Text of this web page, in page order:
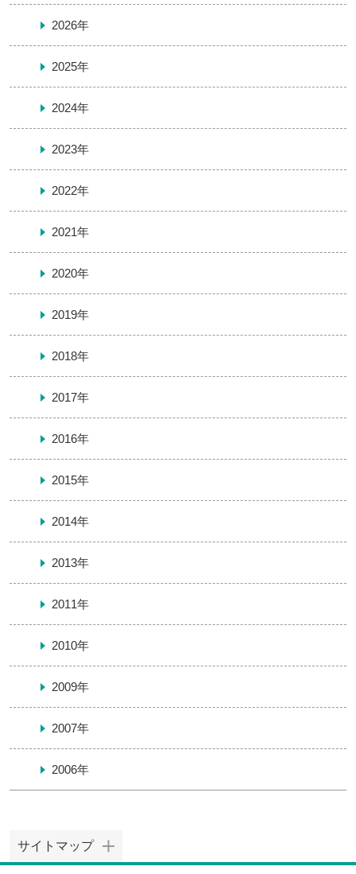
2026年
2025年
2024年
2023年
2022年
2021年
2020年
2019年
2018年
2017年
2016年
2015年
2014年
2013年
2011年
2010年
2009年
2007年
2006年
サイトマップ